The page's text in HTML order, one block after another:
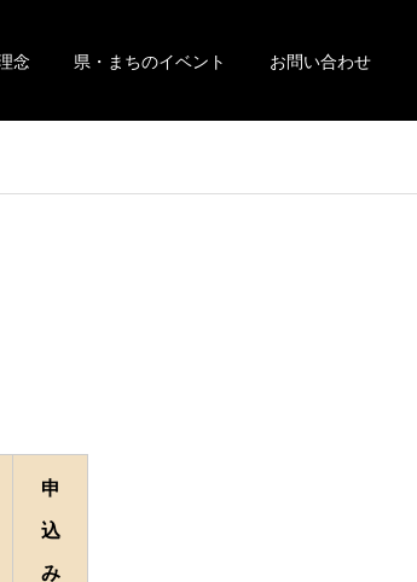
念 県・まちのイベント お問い合わせ
申
込
み